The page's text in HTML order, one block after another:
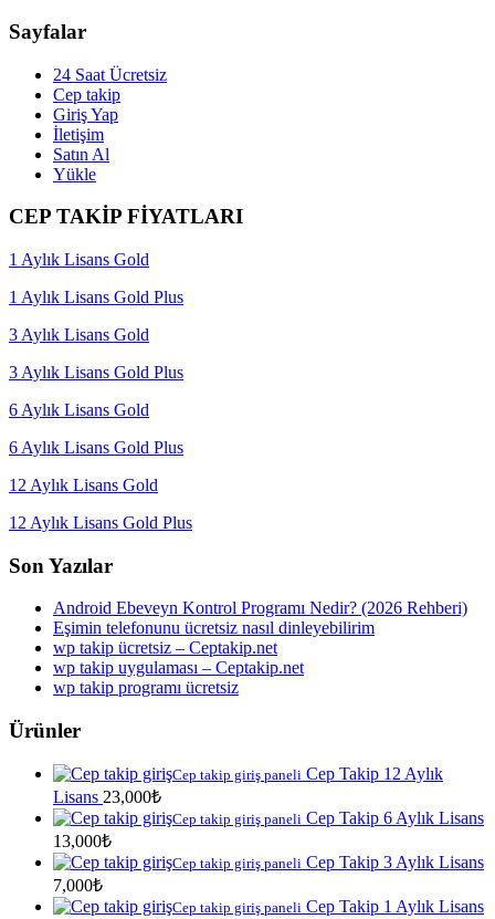
Sayfalar
24 Saat Ücretsiz
Cep takip
Giriş Yap
İletişim
Satın Al
Yükle
CEP TAKİP FİYATLARI
1 Aylık Lisans Gold
1 Aylık Lisans Gold Plus
3 Aylık Lisans Gold
3 Aylık Lisans Gold Plus
6 Aylık Lisans Gold
6 Aylık Lisans Gold Plus
12 Aylık Lisans Gold
12 Aylık Lisans Gold Plus
Son Yazılar
Android Ebeveyn Kontrol Programı Nedir? (2026 Rehberi)
Eşimin telefonunu ücretsiz nasıl dinleyebilirim
wp takip ücretsiz – Ceptakip.net
wp takip uygulaması – Ceptakip.net
wp takip programı ücretsiz
Ürünler
Cep takip giriş paneli Cep Takip 12 Aylık
Lisans 23,000₺
Cep takip giriş paneli Cep Takip 6 Aylık Lisans
13,000₺
Cep takip giriş paneli Cep Takip 3 Aylık Lisans
7,000₺
Cep takip giriş paneli Cep Takip 1 Aylık Lisans